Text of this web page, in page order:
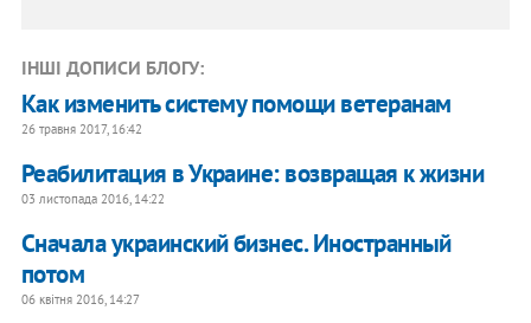
ІНШІ ДОПИСИ БЛОГУ:
Как изменить систему помощи ветеранам
26 травня 2017, 16:42
Реабилитация в Украине: возвращая к жизни
03 листопада 2016, 14:22
Сначала украинский бизнес. Иностранный
потом
06 квітня 2016, 14:27